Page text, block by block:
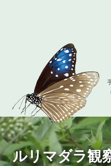
ルリマダラ観